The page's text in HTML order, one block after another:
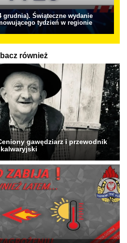
grudnia). Świąteczne wydanie
tydzień w regionie
również
gawędziarz i przewodnik
kalwaryjski